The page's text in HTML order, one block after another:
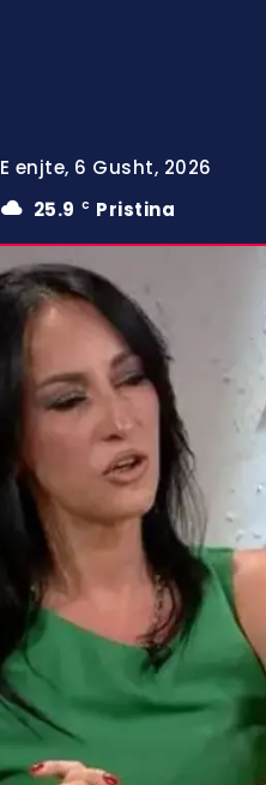
E enjte, 6 Gusht, 2026
25.9
C Pristina